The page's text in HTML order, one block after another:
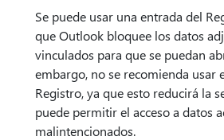
Se puede usar una entrada del
que Outlook bloquee los datos
vinculados para que se puedan
embargo, no se recomienda usar
Registro, ya que esto reducirá la
puede permitir el acceso a datos
malintencionados.